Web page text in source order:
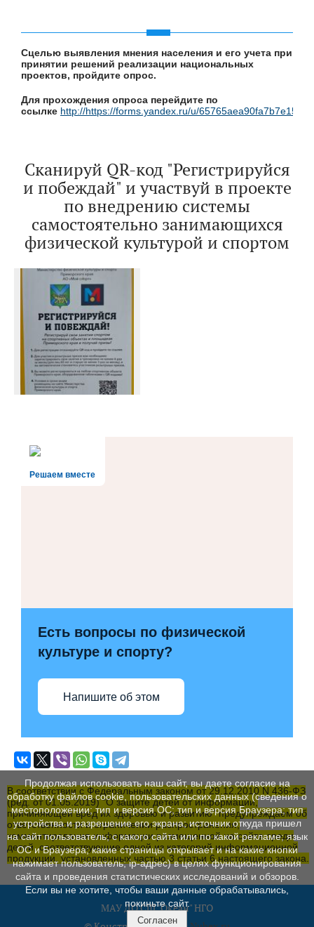
Сцелью выявления мнения населения и его учета при
принятии решений реализации национальных
проектов, пройдите опрос.
Для прохождения опроса перейдите по
ссылке http://https://forms.yandex.ru/u/
Сканируй QR-код "Регистрируйся
и побеждай" и участвуй в проекте
по внедрению системы
самостоятельно занимающихся
физической культурой и спортом
Решаем вместе
Есть вопросы по физической
культуре и спорту?
Напишите об этом
В соответствии с Федеральным законом от 29.12.2010 N 436-ФЗ
(ред. от 01.05.2019) "О защите детей от информации,
причиняющей вред их здоровью и развитию" предупреждаем об
ответственности и ограничении распространения,
комментирования информации размещенной на сайте среди
детей, соответствующие одной из категорий информационной
продукции, установленных частью 3 статьи 6 настоящего закона.
МАУ ДО СШ "Океан" НГО
Продолжая использовать наш сайт, вы даете согласие на
обработку файлов cookie, пользовательских данных (сведения о
местоположении; тип и версия ОС; тип и версия Браузера; тип
устройства и разрешение его экрана; источник откуда пришел
на сайт пользователь; с какого сайта или по какой рекламе; язык
ОС и Браузера; какие страницы открывает и на какие кнопки
нажимает пользователь; ip-адрес) в целях функционирования
сайта и проведения статистических исследований и обзоров.
Если вы не хотите, чтобы ваши данные обрабатывались,
покиньте сайт.
Согласен